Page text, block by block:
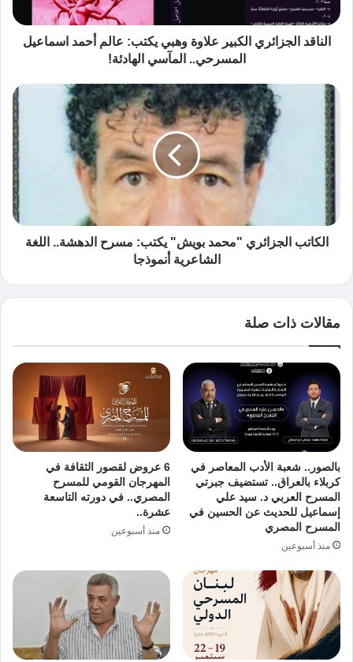
الناقد الجزائري الكبير علاوة وهبي يكتب: عالم أحمد اسماعيل
المسرحي.. المآسي الهادئة!
الكاتب الجزائري "محمد بويش" يكتب: مسرح الدهشة.. اللغة
الشاعرية أنموذجا
مقالات ذات صلة
بالصور.. شعبة الأدب المعاصر في
كربلاء بالعراق.. تستضيف جبرتي
المسرح العربي د. سيد علي
إسماعيل للحديث عن الحسين في
المسرح المصري
منذ أسبوعين
6 عروض لقصور الثقافة في
المهرجان القومي للمسرح
المصري.. في دورته التاسعة
عشرة..
منذ أسبوعين